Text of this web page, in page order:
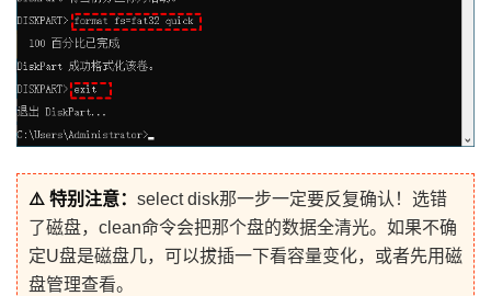
⚠️ 特别注意： select disk那一步一定要反复确认！选错
了磁盘，clean命令会把那个盘的数据全清光。如果不确
定U盘是磁盘几，可以拔插一下看容量变化，或者先用磁
盘管理查看。